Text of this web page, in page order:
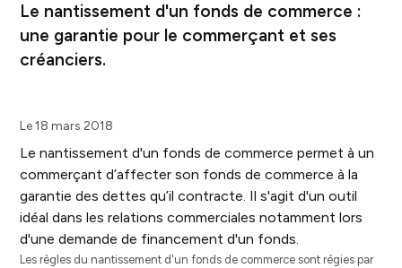
Le nantissement d'un fonds de commerce :
une garantie pour le commerçant et ses
créanciers.
Le 18 mars 2018
Le nantissement d'un fonds de commerce permet à un
commerçant d’affecter son fonds de commerce à la
garantie des dettes qu’il contracte. Il s'agit d'un outil
idéal dans les relations commerciales notamment lors
d'une demande de financement d'un fonds.
Les règles du nantissement d'un fonds de commerce sont régies par